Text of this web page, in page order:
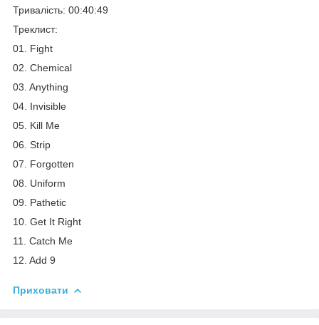
Тривалість: 00:40:49
Треклист:
01. Fight
02. Chemical
03. Anything
04. Invisible
05. Kill Me
06. Strip
07. Forgotten
08. Uniform
09. Pathetic
10. Get It Right
11. Catch Me
12. Add 9
Приховати